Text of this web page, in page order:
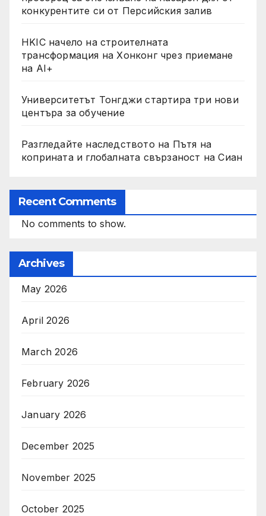
конкурентите си от Персийския залив
HKIC начело на строителната
трансформация на Хонконг чрез приемане
на AI+
Университетът Тонгджи стартира три нови
центъра за обучение
Разгледайте наследството на Пътя на
коприната и глобалната свързаност на Сиан
Recent Comments
No comments to show.
Archives
May 2026
April 2026
March 2026
February 2026
January 2026
December 2025
November 2025
October 2025